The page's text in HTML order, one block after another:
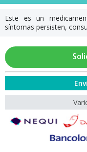
Este es un
síntomas persisten,